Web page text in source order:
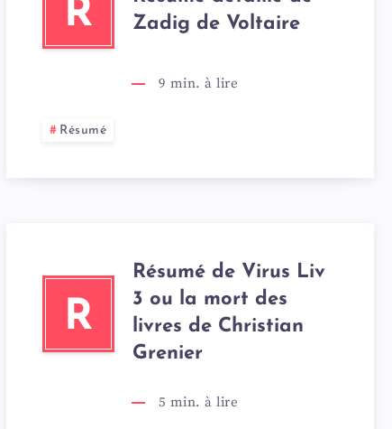
R
Zadig de Voltaire
9 min. à lire
Résumé
R
Résumé de Virus Liv
3 ou la mort des
livres de Christian
Grenier
5 min. à lire